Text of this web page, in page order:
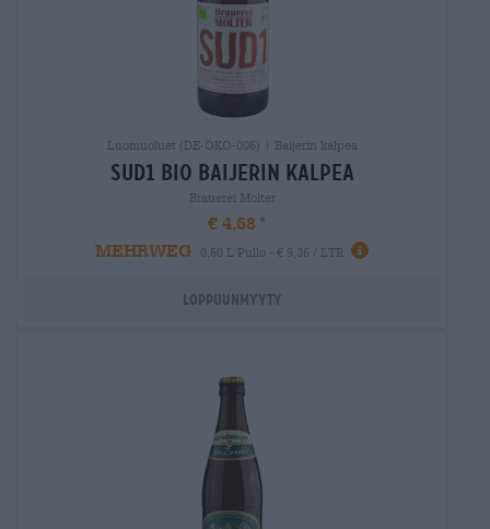
Luomuoluet (DE-ÖKO-006) | Baijerin kalpea
sud1 bio Baijerin kalpea
Brauerei Molter
€ 4,68
MEHRWEG
0,50 L Pullo - € 9,36 / LTR
Loppuunmyyty